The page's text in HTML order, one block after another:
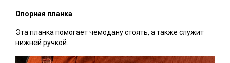
Опорная планка
Эта планка помогает чемодану стоять, а также служит
нижней ручкой.